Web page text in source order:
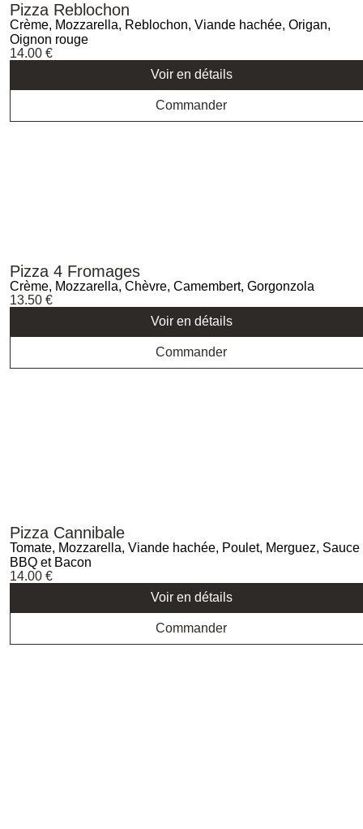
Pizza Reblochon
Crème, Mozzarella, Reblochon, Viande hachée, Origan,
Oignon rouge
14.00 €
Voir en détails
Commander
Pizza 4 Fromages
Crème, Mozzarella, Chèvre, Camembert, Gorgonzola
13.50 €
Voir en détails
Commander
Pizza Cannibale
Tomate, Mozzarella, Viande hachée, Poulet, Merguez, Sauce
BBQ et Bacon
14.00 €
Voir en détails
Commander